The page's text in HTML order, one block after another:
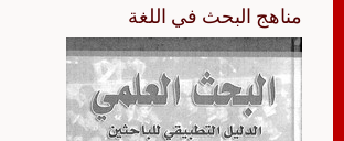
مناهج البحث في اللغة